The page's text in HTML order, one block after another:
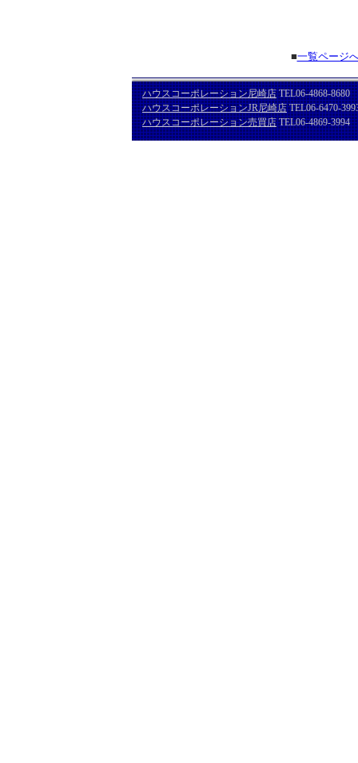
■一覧ページ
ハウスコーポレーション尼崎店TEL06-4868-8680
ハウスコーポレーションJR尼崎店TEL06-6470-
ハウスコーポレーション売買店TEL06-4869-3994